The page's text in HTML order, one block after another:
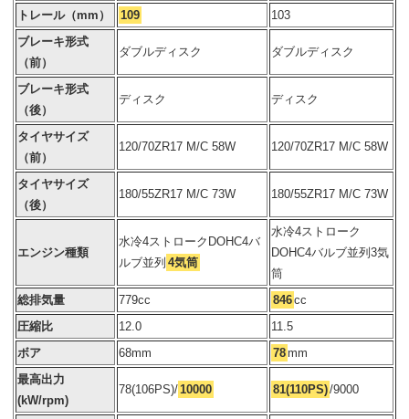
トレール（mm）
109
103
ブレーキ形式
（前）
ダブルディスク ダブルディスク
ブレーキ形式
（後）
ディスク ディスク
タイヤサイズ
（前）
120/70ZR17 M/C 58W 120/70ZR17 M/C 58W
タイヤサイズ
（後）
180/55ZR17 M/C 73W 180/55ZR17 M/C 73W
エンジン種類
水冷4ストロークDOHC4バ
ルブ並列 4気筒
水冷4ストローク
DOHC4バルブ並列3気
筒
総排気量
779cc 846cc
圧縮比
12.0
11.5
ボア
68mm 78mm
最高出力
(kW/rpm)
78(106PS)/10000 81(110PS)/9000